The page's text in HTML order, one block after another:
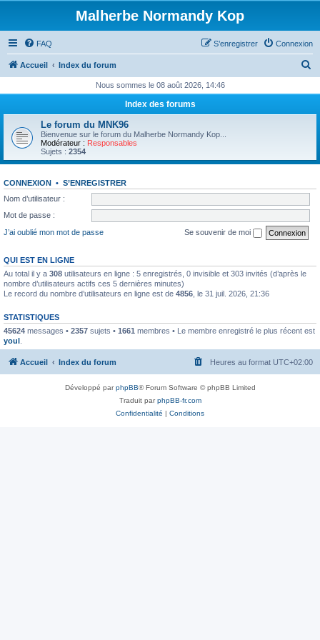
Malherbe Normandy Kop
FAQ Connexion
S’enregistrer
Accueil Index du forum
h
c
Nous sommes le 08 août 2026, 14:46
Index des forums
Le forum du MNK96
Bienvenue sur le forum du Malherbe Normandy Kop...
Modérateur : Responsables
Sujets : 2354
CONNEXION • S’ENREGISTRER
Nom d’utilisateur :
Mot de passe :
J’ai oublié mon mot de passe
Se souvenir de moi
QUI EST EN LIGNE
Au total il y a 308 utilisateurs en ligne : 5 enregistrés, 0 invisible et 303 invités (d’après le
nombre d’utilisateurs actifs ces 5 dernières minutes)
Le record du nombre d’utilisateurs en ligne est de 4856 , le 31 juil. 2026, 21:36
STATISTIQUES
45624 messages • 2357 sujets • 1661 membres • Le membre enregistré le plus récent est
youl
Accueil Index du forum Heures au format UTC+02:00
Développé parphpBB® Forum Software © phpBB Limited
Traduit parphpBB-fr.com
Confidentialité | Conditions